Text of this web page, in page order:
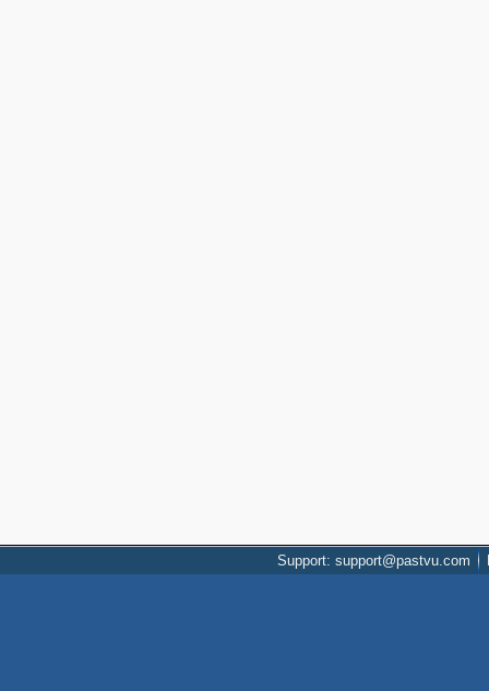
Support: support@pastvu.com